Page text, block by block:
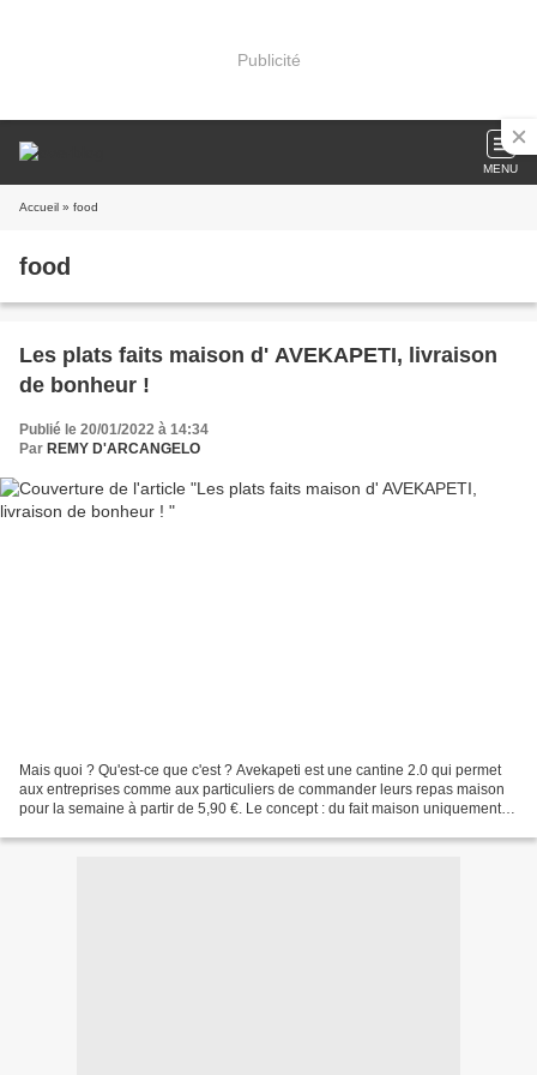
Publicité
MENU
Accueil » food
food
Les plats faits maison d' AVEKAPETI, livraison
de bonheur !
Publié le 20/01/2022 à 14:34
Par REMY D'ARCANGELO
Mais quoi ? Qu'est-ce que c'est ? Avekapeti est une cantine 2.0 qui permet
aux entreprises comme aux particuliers de commander leurs repas maison
pour la semaine à partir de 5,90 €. Le concept : du fait maison uniquement,